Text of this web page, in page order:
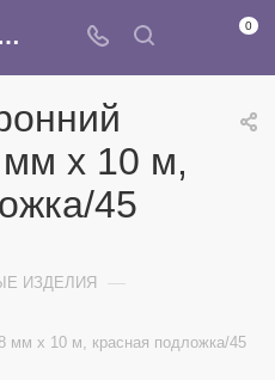
Скотч двусторонний серый "3M" 8 мм х 10 м, красная подложка/45 - купить в интернет-магазине Армина 0
х 10 м,
45
ИЗДЕЛИЯ —
мм х 10 м, красная подложка/45